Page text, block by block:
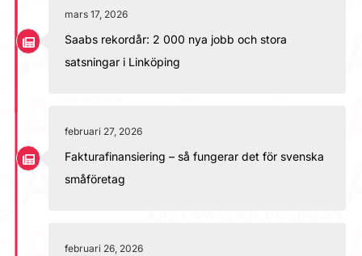
mars 17, 2026
Saabs rekordår: 2 000 nya jobb och stora
satsningar i Linköping
februari 27, 2026
Fakturafinansiering – så fungerar det för svenska
småföretag
februari 26, 2026